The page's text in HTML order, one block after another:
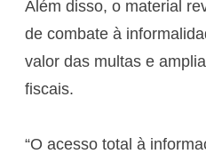
Além disso, o material
de combate à
valor das multas e
fiscais.
“O acesso total à